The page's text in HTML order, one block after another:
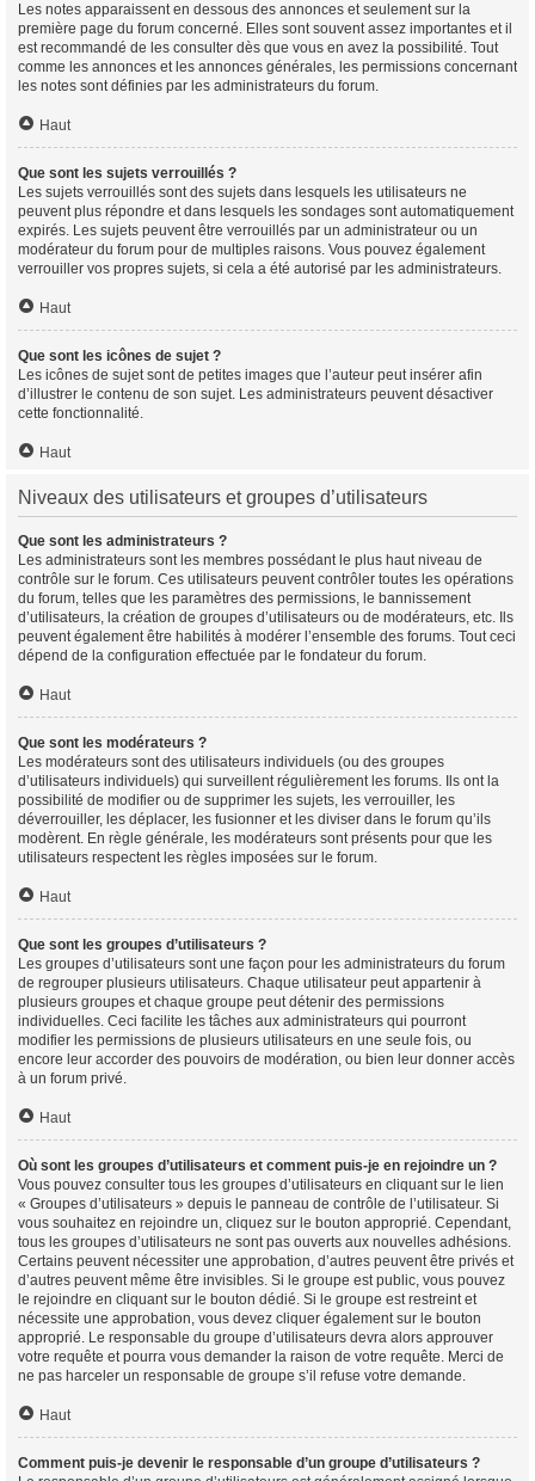
Les notes apparaissent en dessous des annonces et seulement sur la
première page du forum concerné. Elles sont souvent assez importantes et il
est recommandé de les consulter dès que vous en avez la possibilité. Tout
comme les annonces et les annonces générales, les permissions concernant
les notes sont définies par les administrateurs du forum.
Haut
Que sont les sujets verrouillés ?
Les sujets verrouillés sont des sujets dans lesquels les utilisateurs ne
peuvent plus répondre et dans lesquels les sondages sont automatiquement
expirés. Les sujets peuvent être verrouillés par un administrateur ou un
modérateur du forum pour de multiples raisons. Vous pouvez également
verrouiller vos propres sujets, si cela a été autorisé par les administrateurs.
Haut
Que sont les icônes de sujet ?
Les icônes de sujet sont de petites images que l’auteur peut insérer afin
d’illustrer le contenu de son sujet. Les administrateurs peuvent désactiver
cette fonctionnalité.
Haut
Niveaux des utilisateurs et groupes d’utilisateurs
Que sont les administrateurs ?
Les administrateurs sont les membres possédant le plus haut niveau de
contrôle sur le forum. Ces utilisateurs peuvent contrôler toutes les opérations
du forum, telles que les paramètres des permissions, le bannissement
d’utilisateurs, la création de groupes d’utilisateurs ou de modérateurs, etc. Ils
peuvent également être habilités à modérer l’ensemble des forums. Tout ceci
dépend de la configuration effectuée par le fondateur du forum.
Haut
Que sont les modérateurs ?
Les modérateurs sont des utilisateurs individuels (ou des groupes
d’utilisateurs individuels) qui surveillent régulièrement les forums. Ils ont la
possibilité de modifier ou de supprimer les sujets, les verrouiller, les
déverrouiller, les déplacer, les fusionner et les diviser dans le forum qu’ils
modèrent. En règle générale, les modérateurs sont présents pour que les
utilisateurs respectent les règles imposées sur le forum.
Haut
Que sont les groupes d’utilisateurs ?
Les groupes d’utilisateurs sont une façon pour les administrateurs du forum
de regrouper plusieurs utilisateurs. Chaque utilisateur peut appartenir à
plusieurs groupes et chaque groupe peut détenir des permissions
individuelles. Ceci facilite les tâches aux administrateurs qui pourront
modifier les permissions de plusieurs utilisateurs en une seule fois, ou
encore leur accorder des pouvoirs de modération, ou bien leur donner accès
à un forum privé.
Haut
Où sont les groupes d’utilisateurs et comment puis-je en rejoindre un ?
Vous pouvez consulter tous les groupes d’utilisateurs en cliquant sur le lien
« Groupes d’utilisateurs » depuis le panneau de contrôle de l’utilisateur. Si
vous souhaitez en rejoindre un, cliquez sur le bouton approprié. Cependant,
tous les groupes d’utilisateurs ne sont pas ouverts aux nouvelles adhésions.
Certains peuvent nécessiter une approbation, d’autres peuvent être privés et
d’autres peuvent même être invisibles. Si le groupe est public, vous pouvez
le rejoindre en cliquant sur le bouton dédié. Si le groupe est restreint et
nécessite une approbation, vous devez cliquer également sur le bouton
approprié. Le responsable du groupe d’utilisateurs devra alors approuver
votre requête et pourra vous demander la raison de votre requête. Merci de
ne pas harceler un responsable de groupe s’il refuse votre demande.
Haut
Comment puis-je devenir le responsable d’un groupe d’utilisateurs ?